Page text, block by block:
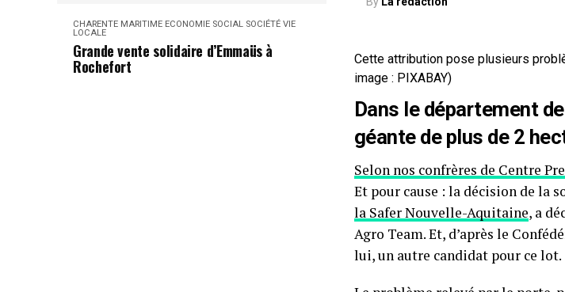
CHARENTE MARITIME ECONOMIE SOCIAL SOCIÉTÉ VIE
LOCALE
Grande vente solidaire d’Emmaüs à
Rochefort
Cette attribution pose plusieurs
image : PIXABAY)
Dans le département
géante de plus de 2
Selon nos confrères de Centre
Et pour cause : la décision de la
la Safer Nouvelle-Aquitaine, a
Agro Team. Et, d’après le
lui, un autre candidat pour ce lot.